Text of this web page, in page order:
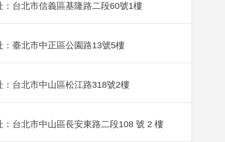
：台北市信義區基隆路二段60號1樓
：臺北市中正區公園路13號5樓
：台北市中山區松江路318號2樓
：台北市中山區長安東路二段108 號 2 樓